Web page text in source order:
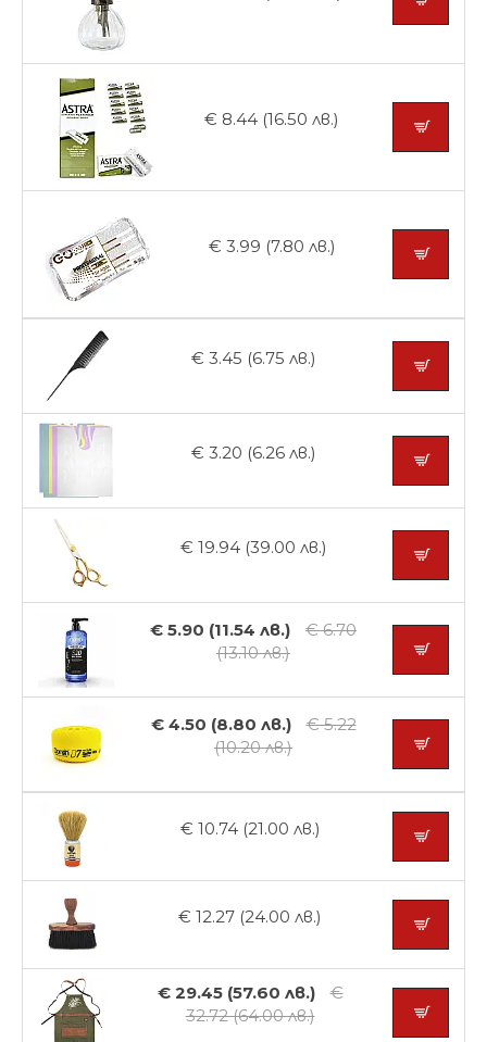
€ 8.44 (16.50 лв.)
€ 3.99 (7.80 лв.)
€ 3.45 (6.75 лв.)
€ 3.20 (6.26 лв.)
€ 19.94 (39.00 лв.)
€ 5.90 (11.54 лв.)
€ 6.70
(13.10 лв.)
€ 4.50 (8.80 лв.)
€ 5.22
(10.20 лв.)
€ 10.74 (21.00 лв.)
€ 12.27 (24.00 лв.)
€ 29.45 (57.60 лв.)
€
32.72 (64.00 лв.)